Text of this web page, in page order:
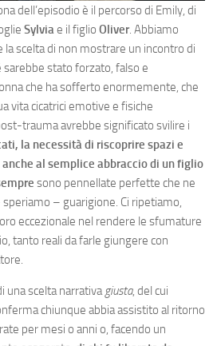
dell’episodio è il percorso di Emily, di
Sylviae il figlio Oliver. Abbiamo
scelta di non mostrare un incontro di
sarebbe stato forzato, falso e
che ha sofferto enormemente, che
vita cicatrici emotive e fisiche
trauma avrebbe significato svilire i
la necessità di riscoprire spazi e
al semplice abbraccio di un figlio
sono pennellate perfette che ne
– guarigione. Ci ripetiamo,
eccezionale nel rendere le sfumature
tanto reali da farle giungere con
una scelta narrativagiusta, del cui
chiunque abbia assistito al ritorno
per mesi o anni o, facendo un